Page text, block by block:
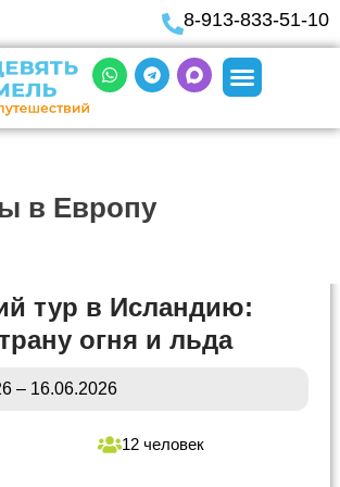
8-913-833-51-10
в Европу
тур в Исландию:
огня и льда
– 16.06.2026
12 человек